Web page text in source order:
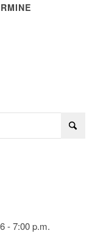
- 7:00 p.m.